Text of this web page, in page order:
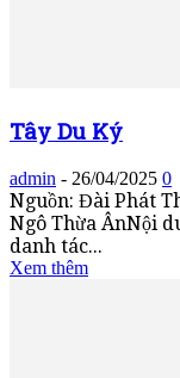
Tây Du Ký
admin - 26/04/2025 0
Nguồn: Đài Phát
Ngô Thừa ÂnNội
danh tác...
Xem thêm